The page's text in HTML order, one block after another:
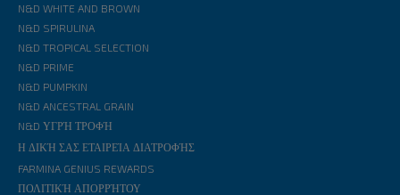
N&D WHITE AND BROWN
N&D SPIRULINA
N&D TROPICAL SELECTION
N&D PRIME
N&D PUMPKIN
N&D ANCESTRAL GRAIN
N&D ΥΓΡΉ ΤΡΟΦΉ
Η ΔΙΚΉ ΣΑΣ ΕΤΑΙΡΕΊΑ ΔΙΑΤΡΟΦΉΣ
FARMINA GENIUS REWARDS
ΠΟΛΙΤΙΚΉ ΑΠΟΡΡΉΤΟΥ